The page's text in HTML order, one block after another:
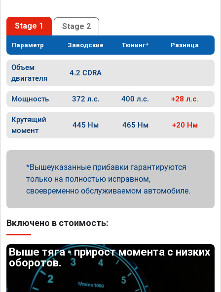
Stage 1 Stage 2
Параметр Заводские Тюнинг* Разница
Объем
двигателя
4.2 CDRA
Мощность 372 л.с. 400 л.с. +28 л.с.
Крутящий
момент
445 Нм 465 Нм +20 Нм
Вышеуказанные прибавки гарантируются
только на полностью исправном,
своевременно обслуживаемом автомобиле.
Включено в стоимость:
Выше тяга - прирост момента с низких
оборотов.